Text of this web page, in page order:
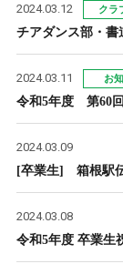
2024.03.12 クラ
チアダンス部・
2024.03.11 お
令和5年度 第60
2024.03.09
[卒業生] 箱根駅
2024.03.08
令和5年度 卒業生